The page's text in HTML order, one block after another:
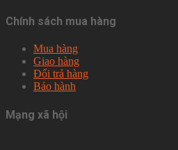
Chính sách mua hàng
Mua hàng
Giao hàng
Đổi trả hàng
Bảo hành
Mạng xã hội